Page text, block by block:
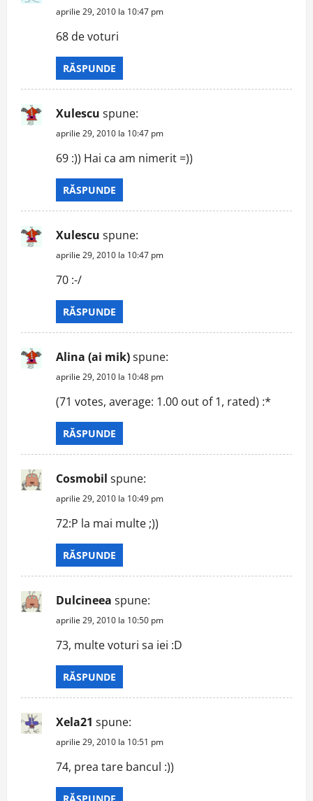
aprilie 29, 2010 la 10:47 pm
68 de voturi
RĂSPUNDE
Xulescu spune:
aprilie 29, 2010 la 10:47 pm
69 :)) Hai ca am nimerit =))
RĂSPUNDE
Xulescu spune:
aprilie 29, 2010 la 10:47 pm
70 :-/
RĂSPUNDE
Alina (ai mik)spune:
aprilie 29, 2010 la 10:48 pm
(71 votes, average: 1.00 out of 1, rated) :*
RĂSPUNDE
Cosmobil spune:
aprilie 29, 2010 la 10:49 pm
72:P la mai multe ;))
RĂSPUNDE
Dulcineea spune:
aprilie 29, 2010 la 10:50 pm
73, multe voturi sa iei :D
RĂSPUNDE
Xela21 spune:
aprilie 29, 2010 la 10:51 pm
74, prea tare bancul :))